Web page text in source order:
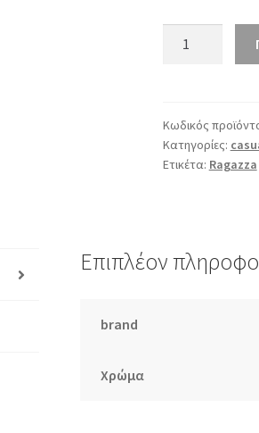
Κωδικός
Κατηγορίες:
Ετικέτα: Ragazza
Επιπλέον
brand
Χρώμα